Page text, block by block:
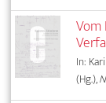
In:
(Hg.),